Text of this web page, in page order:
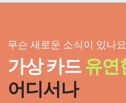
무슨 새로운 소식이 있나
가상 카드유연
어디서나